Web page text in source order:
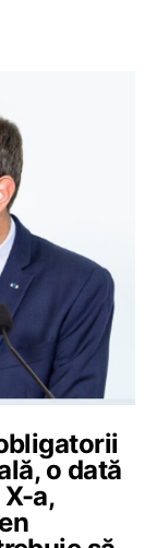
o dată
a,